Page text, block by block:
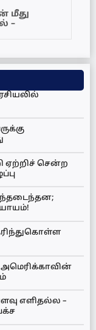
மீது
–
ஏற்றிச் சென்ற
அமெரிக்காவின்
எளிதல்ல –